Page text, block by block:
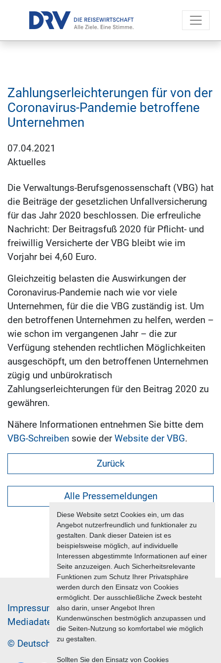
Diese Website setzt Cookies ein, um das
Angebot nutzerfreundlich und funktionaler zu
gestalten. Dank dieser Dateien ist es
beispielsweise möglich, auf individuelle
Interessen abgestimmte Informationen auf einer
Seite anzuzeigen. Auch Sicherheitsrelevante
Funktionen zum Schutz Ihrer Privatsphäre
werden durch den Einsatz von Cookies
ermöglicht. Der ausschließliche Zweck besteht
also darin, unser Angebot Ihren
Kundenwünschen bestmöglich anzupassen und
die Seiten-Nutzung so komfortabel wie möglich
zu gestalten.
Sollten Sie den Einsatz von Cookies
Zahlungserleichterungen für von der
Coronavirus-Pandemie betroffene
Unternehmen
07.04.2021
Aktuelles
Die Verwaltungs-Berufsgenossenschaft (VBG) hat
die Beiträge der gesetzlichen Unfallversicherung
für das Jahr 2020 beschlossen. Die erfreuliche
Nachricht: Der Beitragsfuß 2020 für Pflicht- und
freiwillig Versicherte der VBG bleibt wie im
Vorjahr bei 4,60 Euro.
Gleichzeitig belasten die Auswirkungen der
Coronavirus-Pandemie nach wie vor viele
Unternehmen, für die die VBG zuständig ist. Um
den betroffenen Unternehmen zu helfen, werden –
wie schon im vergangenen Jahr – die zur
Verfügung stehenden rechtlichen Möglichkeiten
ausgeschöpft, um den betroffenen Unternehmen
zügig und unbürokratisch
Zahlungserleichterungen für den Beitrag 2020 zu
gewähren.
Nähere Informationen entnehmen Sie bitte dem
VBG-Schreiben sowie derWebsite der VBG.
Zurück
Alle Pressemeldungen
Im­pres­sum & Da­ten­schutz
Me­di­a­da­ten & Mar­ke­ting­leis­tun­gen
Jobs
© Deutscher Reiseverband 2026